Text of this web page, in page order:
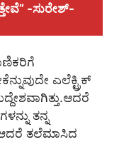
-ಸುರೇಶ್-
ಎಲೆಕ್ಟ್ರಿಕ್‌
ತನ್ನ
ತಲೆಮಾಸಿದ